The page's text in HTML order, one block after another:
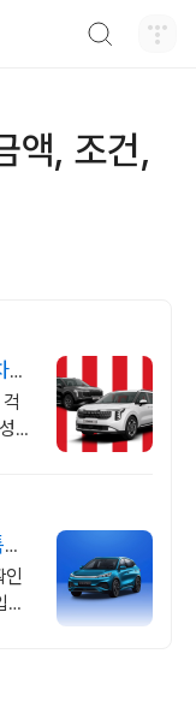
액, 조건,
시
차